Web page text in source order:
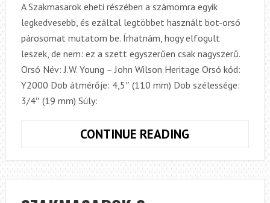
A Szakmasarok eheti részében a számomra egyik
legkedvesebb, és ezáltal legtöbbet használt bot-orsó
párosomat mutatom be. Írhatnám, hogy elfogult
leszek, de nem: ez a szett egyszerűen csak nagyszerű.
Orsó Név: J.W. Young – John Wilson Heritage Orsó kód:
Y2000 Dob átmérője: 4,5″ (110 mm) Dob szélessége:
3/4″ (19 mm) Súly:
CONTINUE READING